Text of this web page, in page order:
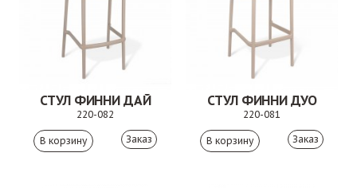
СТУЛ ФИННИ ДАЙ
220-082
Заказ
СТУЛ ФИННИ ДУО
220-081
Заказ